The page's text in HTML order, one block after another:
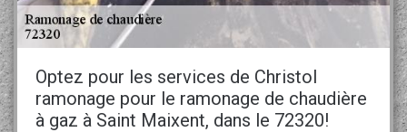
Optez pour les services de Christol
ramonage pour le ramonage de chaudière
à gaz à Saint Maixent, dans le 72320!